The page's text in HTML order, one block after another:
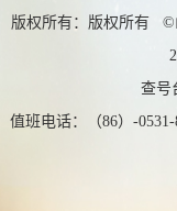
版权所有：版权所有
查号
值班电话：（86）-